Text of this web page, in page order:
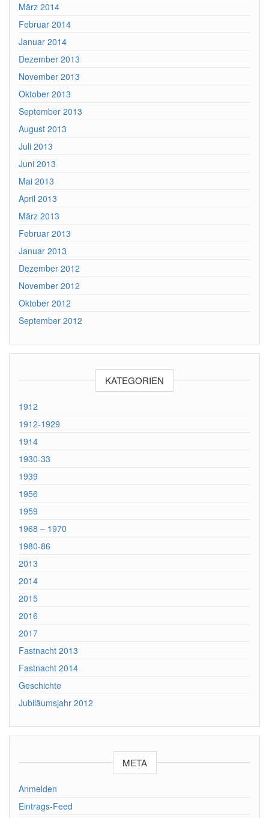
März 2014
Februar 2014
Januar 2014
Dezember 2013
November 2013
Oktober 2013
September 2013
August 2013
Juli 2013
Juni 2013
Mai 2013
April 2013
März 2013
Februar 2013
Januar 2013
Dezember 2012
November 2012
Oktober 2012
September 2012
KATEGORIEN
1912
1912-1929
1914
1930-33
1939
1956
1959
1968 – 1970
1980-86
2013
2014
2015
2016
2017
Fastnacht 2013
Fastnacht 2014
Geschichte
Jubiläumsjahr 2012
META
Anmelden
Eintrags-Feed